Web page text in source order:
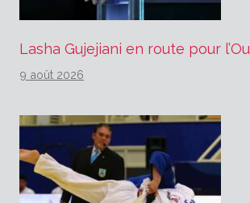
Lasha Gujejiani en route pour
9 août 2026